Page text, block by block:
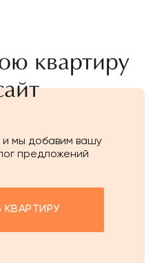
квартиру
мы добавим вашу
предложений